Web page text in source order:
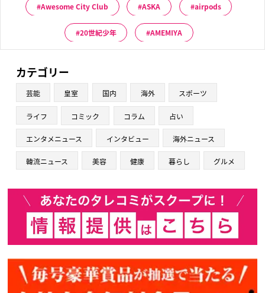
Awesome City Club ASKA airpods
20世紀少年 AMEMIYA
カテゴリー
芸能 皇室 国内 海外 スポーツ
ライフ コミック コラム 占い
エンタメニュース インタビュー 海外ニュース
韓流ニュース 美容 健康 暮らし グルメ